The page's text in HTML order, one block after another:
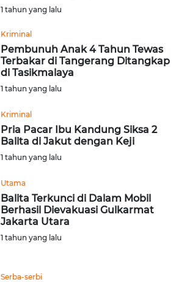
1 tahun yang lalu
Kriminal
Pembunuh Anak 4 Tahun Tewas
Terbakar di Tangerang Ditangkap
di Tasikmalaya
1 tahun yang lalu
Kriminal
Pria Pacar Ibu Kandung Siksa 2
Balita di Jakut dengan Keji
1 tahun yang lalu
Utama
Balita Terkunci di Dalam Mobil
Berhasil Dievakuasi Gulkarmat
Jakarta Utara
1 tahun yang lalu
Serba-serbi